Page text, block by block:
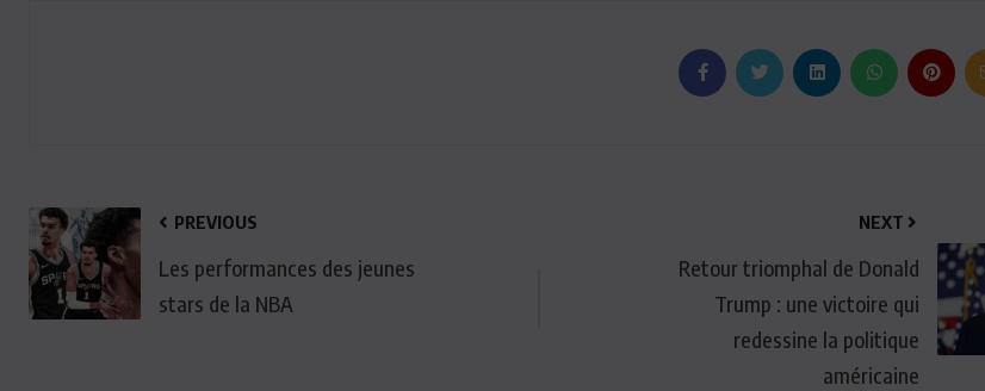
PREVIOUS
Les performances des jeunes
stars de la NBA
NEXT
Retour triomphal de Donald
Trump : une victoire qui
redessine la politique
américaine
ACTUALITE
Le président Lula sur la situation
ACTUALITE
Haiti : Cinéma haïtien à